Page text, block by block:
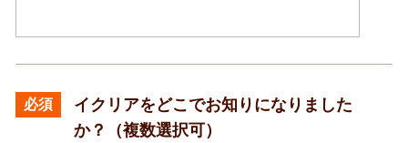
必須 イクリアをどこでお知りになりました
か？
（複数選択可）